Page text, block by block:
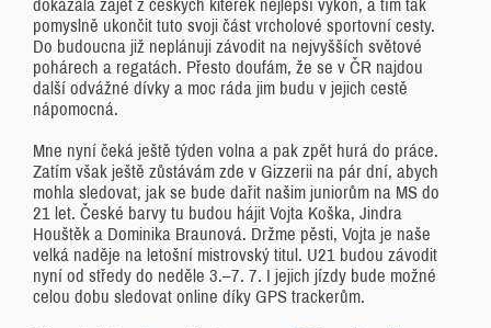
dokázala zajet z českých kiterek nejlepší výkon, a tím tak
pomyslně ukončit tuto svoji část vrcholové sportovní cesty.
Do budoucna již neplánuji závodit na nejvyšších světové
pohárech a regatách. Přesto doufám, že se v ČR najdou
další odvážné dívky a moc ráda jim budu v jejich cestě
nápomocná.
Mne nyní čeká ještě týden volna a pak zpět hurá do práce.
Zatím však ještě zůstávám zde v Gizzerii na pár dní, abych
mohla sledovat, jak se bude dařit našim juniorům na MS do
21 let. České barvy tu budou hájit Vojta Koška, Jindra
Houštěk a Dominika Braunová. Držme pěsti, Vojta je naše
velká naděje na letošní mistrovský titul. U21 budou závodit
nyní od středy do neděle 3.–7. 7. I jejich jízdy bude možné
celou dobu sledovat online díky GPS trackerům.